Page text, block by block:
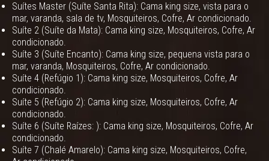
Suítes Master (Suíte Santa Rita): Cama king size, vista para o
mar, varanda, sala de tv, Mosquiteiros, Cofre, Ar condicionado.
Suíte 2 (Suíte da Mata): Cama king size, Mosquiteiros, Cofre, Ar
condicionado.
Suíte 3 (Suíte Encanto): Cama king size, pequena vista para o
mar, varanda, Mosquiteiros, Cofre, Ar condicionado.
Suíte 4 (Refúgio 1): Cama king size, Mosquiteiros, Cofre, Ar
condicionado.
Suíte 5 (Refúgio 2): Cama king size, Mosquiteiros, Cofre, Ar
condicionado.
Suíte 6 (Suíte Raízes: ): Cama king size, Mosquiteiros, Cofre, Ar
condicionado.
Suíte 7 (Chalé Amarelo): Cama king size, Mosquiteiros, Cofre,